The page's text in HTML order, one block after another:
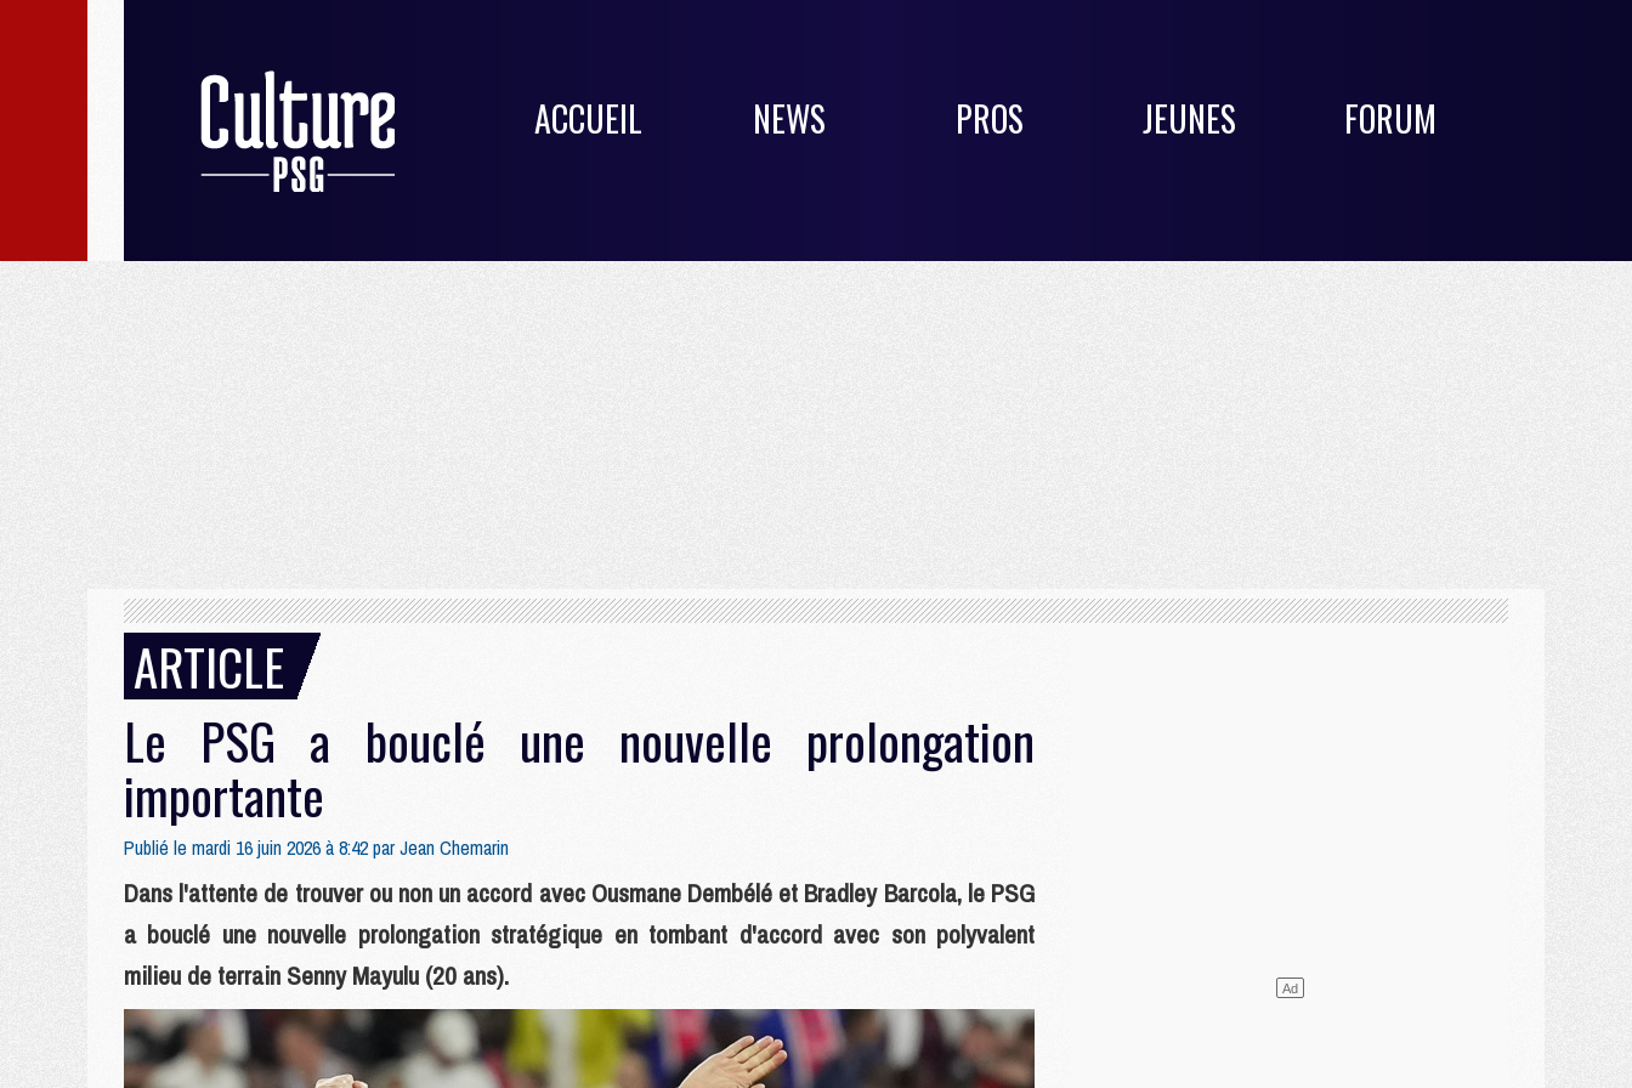
ACCUEIL NEWS PROS JEUNES FORUM
ARTICLE
Le PSG a bouclé une nouvelle prolongation
importante
Publié le mardi 16 juin 2026 à 8:42 parJean Chemarin
Dans l'attente de trouver ou non un accord avec Ousmane Dembélé et Bradley Barcola, le PSG
a bouclé une nouvelle prolongation stratégique en tombant d'accord avec son polyvalent
milieu de terrain Senny Mayulu (20 ans).